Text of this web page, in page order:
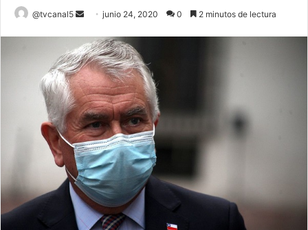
@tvcanal5
Send
email
junio 24, 2020 0 2 minutos de lectura